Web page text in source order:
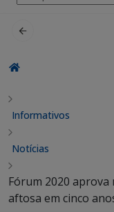
por:
Informativos
Notícias
Fórum 2020
aftosa em cinco